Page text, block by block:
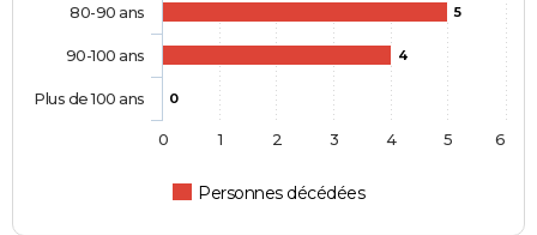
5
4
0
Personnes décédées
80-90 ans
90-100 ans
Plus de 100 ans
0 1 2 3 4 5 6